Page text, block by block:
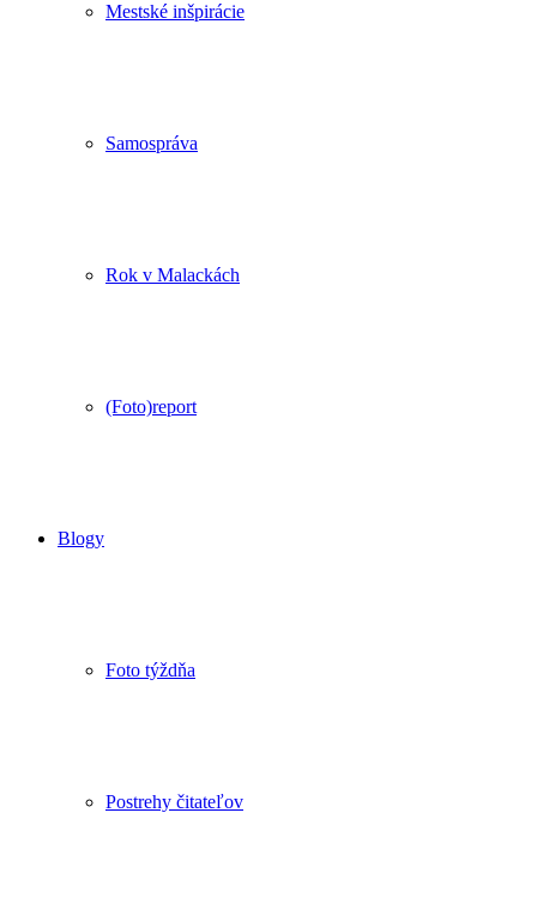
Mestské inšpirácie
Samospráva
Rok v Malackách
(Foto)report
Blogy
Foto týždňa
Postrehy čitateľov